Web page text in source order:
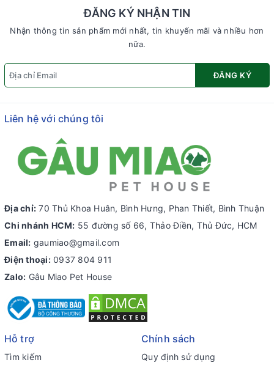
ĐĂNG KÝ NHẬN TIN
Nhận thông tin sản phẩm mới nhất, tin khuyến mãi và nhiều hơn
nữa.
ĐĂNG KÝ
Liên hệ với chúng tôi
Địa chỉ: 70 Thủ Khoa Huân, Bình Hưng, Phan Thiết, Bình Thuận
Chi nhánh HCM: 55 đường số 66, Thảo Điền, Thủ Đức, HCM
Email: gaumiao@gmail.com
Điện thoại: 0937 804 911
Zalo: Gâu Miao Pet House
Hỗ trợ
Tìm kiếm
Chính sách
Quy định sử dụng